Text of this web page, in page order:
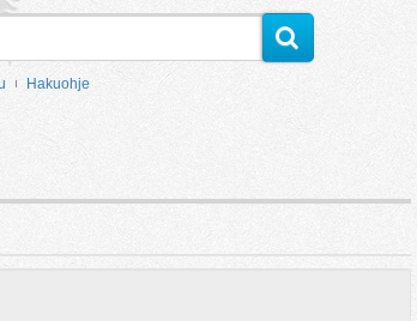
Hakuohje